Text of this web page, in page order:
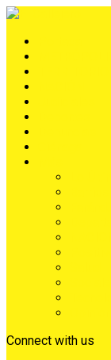
Connect with us